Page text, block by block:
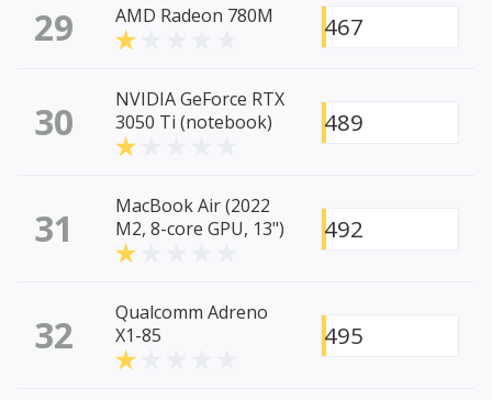
29 AMD Radeon 780M 467
30
NVIDIA GeForce RTX
3050 Ti (notebook)
489
31
MacBook Air (2022
M2, 8-core GPU, 13")
492
32
Qualcomm Adreno
X1-85
495